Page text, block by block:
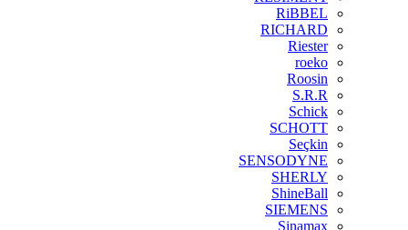
RiBBEL
RICHARD
Riester
roeko
Roosin
S.R.R
Schick
SCHOTT
Seçkin
SENSODYNE
SHERLY
ShineBall
SIEMENS
Sinamax